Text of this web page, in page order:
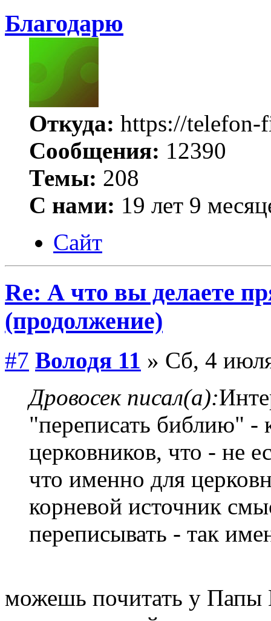
Благодарю
Откуда: https://telefon-
Сообщения: 12390
Темы: 208
С нами: 19 лет 9
Сайт
Re: А что вы делаете
(продолжение)
#7 Володя 11 » Сб, 4
Дровосек писал(а):
"переписать библию" -
церковников, что - не
что именно для
корневой источник
переписывать - так
можешь почитать у Папы